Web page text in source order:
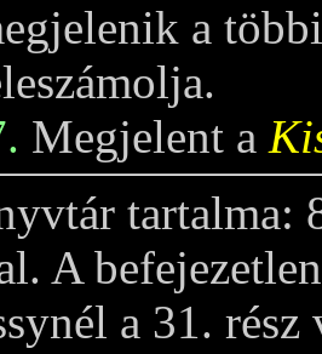
a
Megjelent a
tartalma:
A
a 31.